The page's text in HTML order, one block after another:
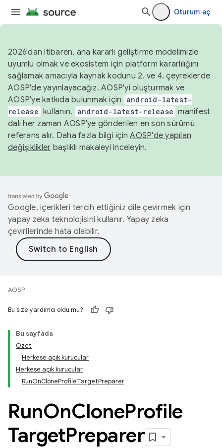
Oturum aç
2026'dan itibaren, ana kararlı geliştirme modelimizle
uyumlu olmak ve ekosistem için platform kararlılığını
sağlamak amacıyla kaynak kodunu 2. ve 4. çeyreklerde
AOSP'de yayınlayacağız. AOSP'yi oluşturmak ve
AOSP'ye katkıda bulunmak için
android-latest-
release kullanın. android-latest-release manifest
dalı her zaman AOSP'ye gönderilen en son sürümü
referans alır. Daha fazla bilgi içinAOSP'de yapılan
değişiklikler başlıklı makaleyi inceleyin.
Google, içerikleri tercih ettiğiniz dile çevirmek için
yapay zeka teknolojisini kullanır. Yapay zeka
çevirilerinde hata olabilir.
AOSP
Bu size yardımcı oldu mu?
Bu sayfada
Özet
Herkese açık kurucular
Herkese açık kurucular
RunOnCloneProfileTargetPreparer
RunOnCloneProfile
TargetPreparer